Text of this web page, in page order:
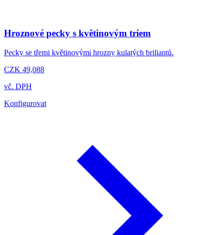
Hroznové pecky s květinovým triem
Pecky se třemi květinovými hrozny kulatých briliantů.
CZK 49,088
vč. DPH
Konfigurovat